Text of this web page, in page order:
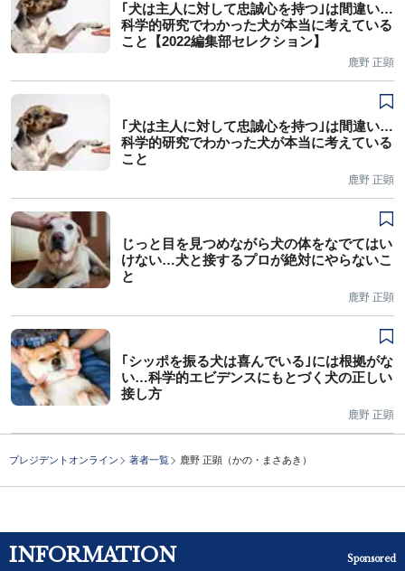
｢犬は主人に対して忠誠心を持つ｣は間違い…
科学的研究でわかった犬が本当に考えている
こと【2022編集部セレクション】
鹿野 正顕
｢犬は主人に対して忠誠心を持つ｣は間違い…
科学的研究でわかった犬が本当に考えている
こと
鹿野 正顕
じっと目を見つめながら犬の体をなでてはい
けない…犬と接するプロが絶対にやらないこ
と
鹿野 正顕
｢シッポを振る犬は喜んでいる｣には根拠がな
い…科学的エビデンスにもとづく犬の正しい
接し方
鹿野 正顕
プレジデントオンライン 著者一覧 鹿野 正顕（かの・まさあき）
INFORMATION Sponsored